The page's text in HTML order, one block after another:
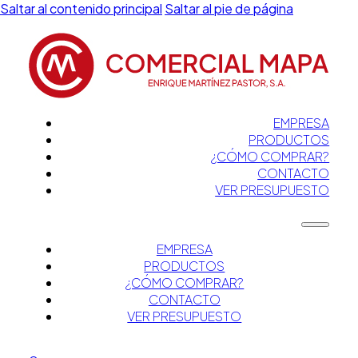
Saltar al contenido principal Saltar al pie de página
EMPRESA
PRODUCTOS
¿CÓMO COMPRAR?
CONTACTO
VER PRESUPUESTO
EMPRESA
PRODUCTOS
¿CÓMO COMPRAR?
CONTACTO
VER PRESUPUESTO